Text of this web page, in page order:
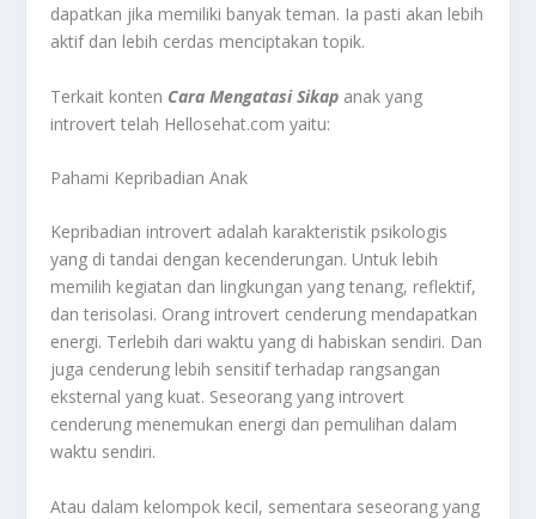
dapatkan jika memiliki banyak teman. Ia pasti akan lebih
aktif dan lebih cerdas menciptakan topik.
Terkait konten Cara Mengatasi Sikap anak yang
introvert telah Hellosehat.com yaitu:
Pahami Kepribadian Anak
Kepribadian introvert adalah karakteristik psikologis
yang di tandai dengan kecenderungan. Untuk lebih
memilih kegiatan dan lingkungan yang tenang, reflektif,
dan terisolasi. Orang introvert cenderung mendapatkan
energi. Terlebih dari waktu yang di habiskan sendiri. Dan
juga cenderung lebih sensitif terhadap rangsangan
eksternal yang kuat. Seseorang yang introvert
cenderung menemukan energi dan pemulihan dalam
waktu sendiri.
Atau dalam kelompok kecil, sementara seseorang yang